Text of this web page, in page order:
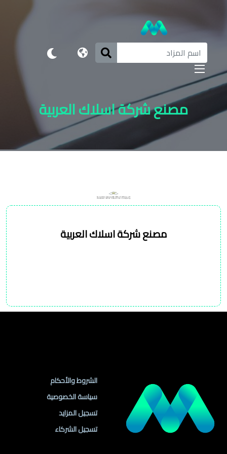
مصنع شركة اسلاك العربية
مصنع شركة اسلاك العربية
الشروط والأحكام
سياسة الخصوصية
تسجيل المزايد
تسجيل الشركاء